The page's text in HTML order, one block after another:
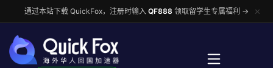
通过本站下载 QuickFox，注册时输入 QF888 领取留学生专属福利 → ✕